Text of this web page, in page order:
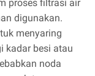
proses filtrasi air
digunakan.
menyaring
kadar besi atau
noda